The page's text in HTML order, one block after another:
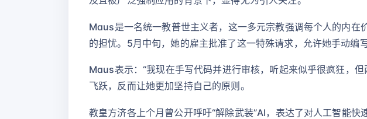
Maus是一名统一教普世主义者，这一多元宗教强调每个人的内
的担忧。5月中旬，她的雇主批准了这一特殊请求，允许她手动编
Maus表示：“我现在手写代码并进行审核，听起来似乎很疯狂，
飞跃，反而让她更加坚持自己的原则。
教皇方济各上个月曾公开呼吁“解除武装”AI，表达了对人工智能